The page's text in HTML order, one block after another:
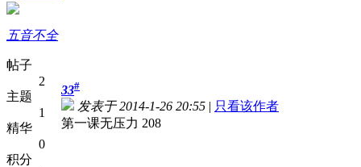
五音不全
帖子
2
主题
1
精华
0
积分
33#
发表于 2014-1-26 20:55 | 只看该作者
第一课无压力 208